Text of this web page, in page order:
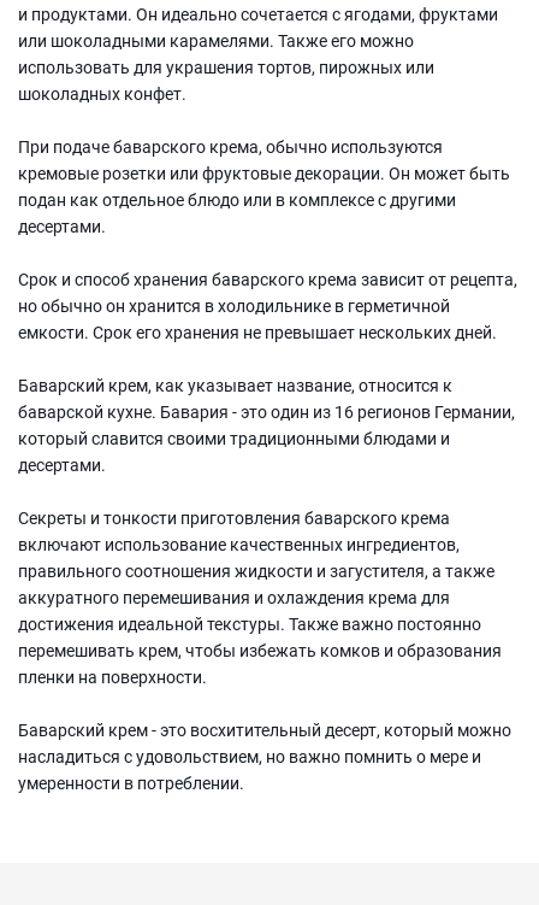
и продуктами. Он идеально сочетается с ягодами, фруктами
или шоколадными карамелями. Также его можно
использовать для украшения тортов, пирожных или
шоколадных конфет.
При подаче баварского крема, обычно используются
кремовые розетки или фруктовые декорации. Он может быть
подан как отдельное блюдо или в комплексе с другими
десертами.
Срок и способ хранения баварского крема зависит от рецепта,
но обычно он хранится в холодильнике в герметичной
емкости. Срок его хранения не превышает нескольких дней.
Баварский крем, как указывает название, относится к
баварской кухне. Бавария - это один из 16 регионов Германии,
который славится своими традиционными блюдами и
десертами.
Секреты и тонкости приготовления баварского крема
включают использование качественных ингредиентов,
правильного соотношения жидкости и загустителя, а также
аккуратного перемешивания и охлаждения крема для
достижения идеальной текстуры. Также важно постоянно
перемешивать крем, чтобы избежать комков и образования
пленки на поверхности.
Баварский крем - это восхитительный десерт, который можно
насладиться с удовольствием, но важно помнить о мере и
умеренности в потреблении.